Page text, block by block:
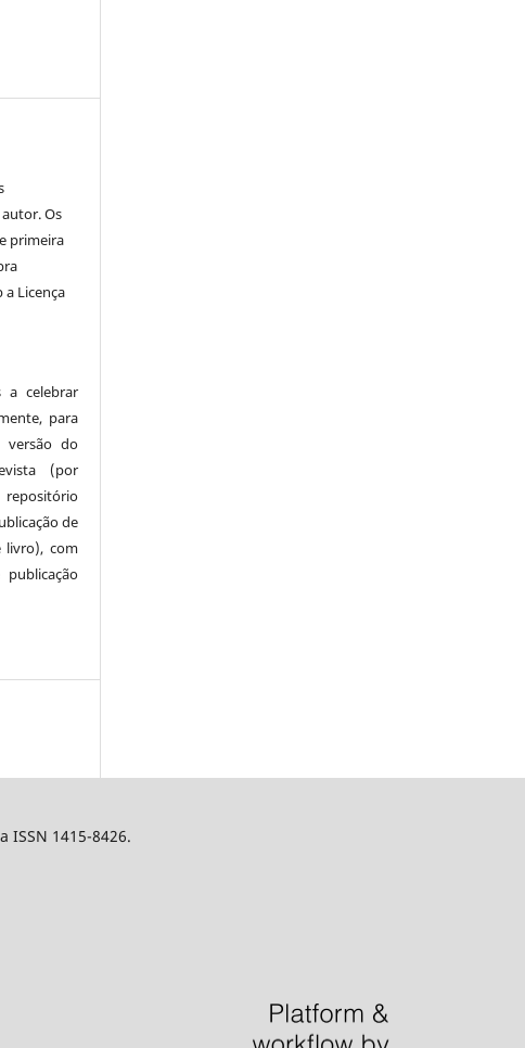
Os
primeira
Licença
a celebrar
para
versão do
(por
de
livro), com
ISSN 1415-8426.